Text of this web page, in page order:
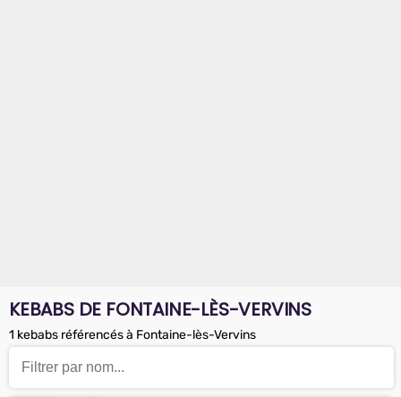
KEBABS DE FONTAINE-LÈS-VERVINS
1 kebabs référencés à Fontaine-lès-Vervins